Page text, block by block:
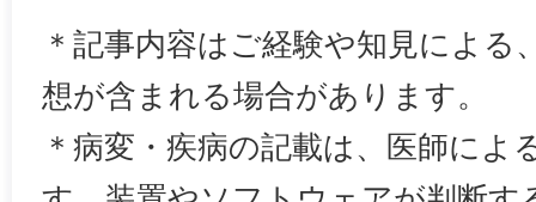
＊記事内容はご経験や知見による
想が含まれる場合があります。
＊病変・疾病の記載は、医師によ